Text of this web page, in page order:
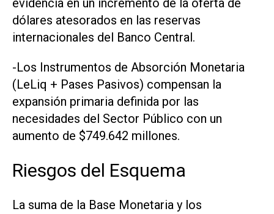
evidencia en un incremento de la oferta de
dólares atesorados en las reservas
internacionales del Banco Central.
-Los Instrumentos de Absorción Monetaria
(LeLiq + Pases Pasivos) compensan la
expansión primaria definida por las
necesidades del Sector Público con un
aumento de $749.642 millones.
Riesgos del Esquema
La suma de la Base Monetaria y los